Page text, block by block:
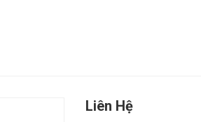
Liên Hệ